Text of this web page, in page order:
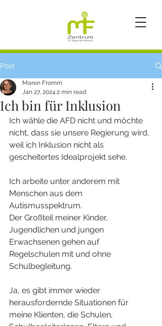
Post
Ich bin für Inklusion
Maren Fromm
Jan 27, 2024 2 min read
Ich wähle die AFD nicht und möchte
nicht, dass sie unsere Regierung wird,
weil ich Inklusion nicht als
gescheitertes Idealprojekt sehe.
Ich arbeite unter anderem mit
Menschen aus dem
Autismusspektrum.
Der Großteil meiner Kinder,
Jugendlichen und jungen
Erwachsenen gehen auf
Regelschulen mit und ohne
Schulbegleitung.
Ja, es gibt immer wieder
herausfordernde Situationen für
meine Klienten, die Schulen,